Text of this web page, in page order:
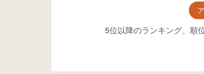
5位以降のランキング、順